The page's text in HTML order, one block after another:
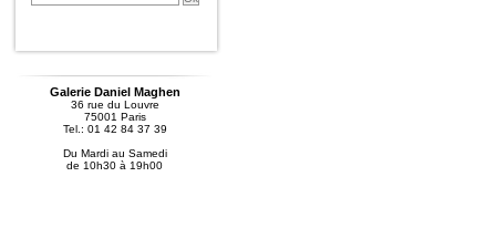
Galerie Daniel Maghen
36 rue du Louvre
75001 Paris
Tel.: 01 42 84 37 39
Du Mardi au Samedi
de 10h30 à 19h00